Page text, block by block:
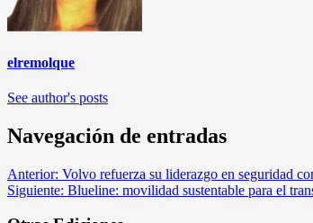
elremolque
See author's posts
Navegación de entradas
Anterior: Volvo refuerza su liderazgo en seguridad
Siguiente: Blueline: movilidad sustentable para el